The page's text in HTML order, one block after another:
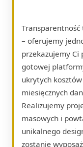
Transparentność
– oferujemy
przekazujemy Ci
gotowej
ukrytych
miesięcznych
Realizujemy
masowych i
unikalnego
zostanie